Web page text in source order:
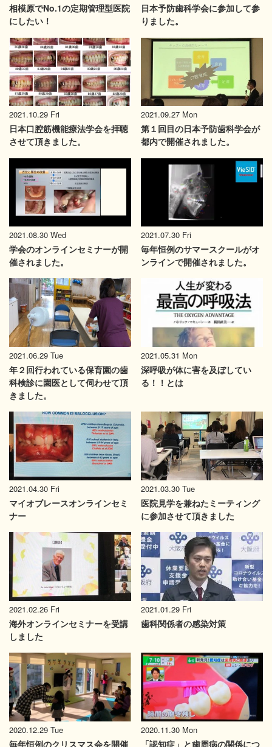
相模原でNo.1の定期管理型医院
にしたい！
日本予防歯科学会に参加して参
りました。
2021.10.29 Fri
日本口腔筋機能療法学会を拝聴
させて頂きました。
2021.09.27 Mon
第１回目の日本予防歯科学会が
都内で開催されました。
2021.08.30 Wed
学会のオンラインセミナーが開
催されました。
2021.07.30 Fri
毎年恒例のサマースクールがオ
ンラインで開催されました。
2021.06.29 Tue
年２回行われている保育園の歯
科検診に園医として伺わせて頂
きました。
2021.05.31 Mon
深呼吸が体に害を及ぼしてい
る！！とは
2021.04.30 Fri
マイオブレースオンラインセミ
ナー
2021.03.30 Tue
医院見学を兼ねたミーティング
に参加させて頂きました
2021.02.26 Fri
海外オンラインセミナーを受講
しました
2021.01.29 Fri
歯科関係者の感染対策
2020.12.29 Tue
毎年恒例のクリスマス会を開催
2020.11.30 Mon
「認知症」と歯周病の関係につ